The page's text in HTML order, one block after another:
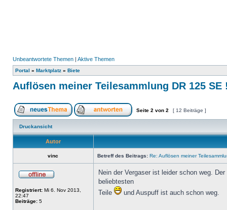
Unbeantwortete Themen | Aktive Themen
Portal » Marktplatz » Biete
Auflösen meiner Teilesammlung DR 125
Seite 2 von 2 [ 12 Beiträge ]
Druckansicht
Autor
vinc Betreff des Beitrags: Re: Auflösen meiner
Registriert: Mi 6. Nov 2013,
22:47
Beiträge: 5
Nein der Vergaser ist leider schon weg.
beliebtesten
Teile
und Auspuff ist auch schon weg.